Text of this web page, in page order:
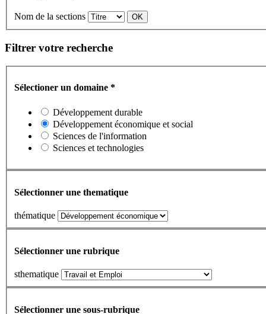
Nom de la sections
Filtrer votre recherche
Sélectioner un domaine *
Développement durable
Développement économique et social
Sciences de l'information
Sciences et technologies
Sélectionner une thematique
thématique
Sélectionner une rubrique
sthematique
Sélectionner une sous-rubrique